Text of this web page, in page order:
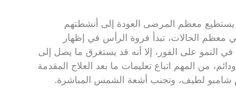
يستطيع معظم المرضى العودة إلى أنشطتهم
معظم الحالات، تبدأ فروة الرأس في إظهار
النمو على الفور، إلا أنه قد يستغرق ما يصل إلى
من المهم اتباع تعليمات ما بعد العلاج المقدمة
شامبو لطيف، وتجنب أشعة الشمس المباشرة.